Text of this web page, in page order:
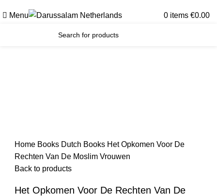
Menu 0 items €0.00
Home Books Dutch Books Het Opkomen Voor De
Rechten Van De Moslim Vrouwen
Back to products
Het Opkomen Voor De Rechten Van De